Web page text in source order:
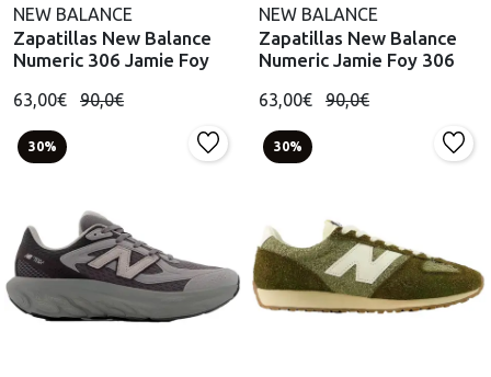
NEW BALANCE
Zapatillas New Balance
Numeric 306 Jamie Foy
63,00€ 90,0€
NEW BALANCE
Zapatillas New Balance
Numeric Jamie Foy 306
63,00€ 90,0€
30% 30%